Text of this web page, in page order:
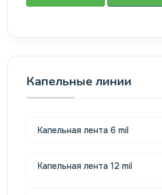
Капельные линии
Капельная лента 6 mil
Капельная лента 12 mil